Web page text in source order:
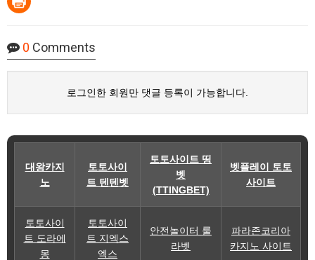
0 Comments
로그인한 회원만 댓글 등록이 가능합니다.
대왕카지
노
토토사이
트 텐텐벳
토토사이트 띵
벳
(TTINGBET)
벳플레이 토토
사이트
토토사이
트 도라에
몽
토토사이
트 지엑스
엑스
안전놀이터 룰
라벳
파라존코리아
카지노 사이트